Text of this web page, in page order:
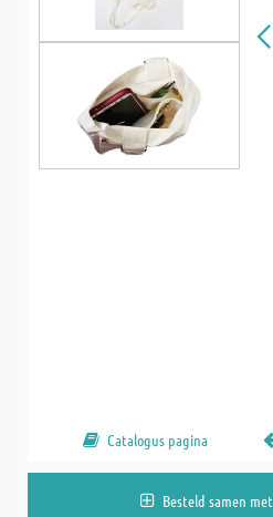
Catalogus pagina
Besteld samen met